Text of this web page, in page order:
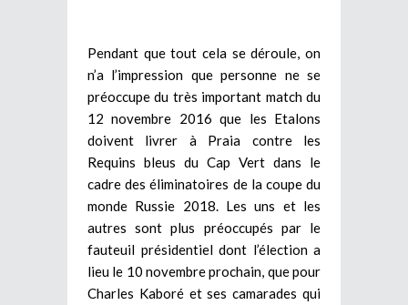
Pendant que tout cela se déroule, on
n’a l’impression que personne ne se
préoccupe du très important match du
12 novembre 2016 que les Etalons
doivent livrer à Praia contre les
Requins bleus du Cap Vert dans le
cadre des éliminatoires de la coupe du
monde Russie 2018. Les uns et les
autres sont plus préoccupés par le
fauteuil présidentiel dont l’élection a
lieu le 10 novembre prochain, que pour
Charles Kaboré et ses camarades qui